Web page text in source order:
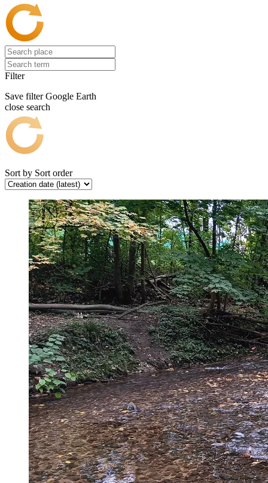
Filter
Save filter Google Earth
close search
Sort by Sort order